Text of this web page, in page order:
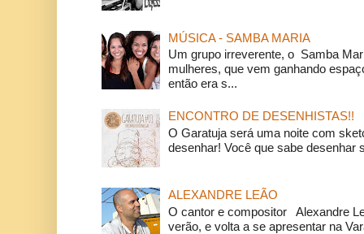
MÚSICA - SAMBA MARIA
Um grupo irreverente, o Samba
mulheres, que vem ganhando
então era s...
ENCONTRO DE DESENHISTAS!!
O Garatuja será uma noite com
desenhar! Você que sabe desenhar
ALEXANDRE LEÃO
O cantor e compositor Alexandre
verão, e volta a se apresentar na